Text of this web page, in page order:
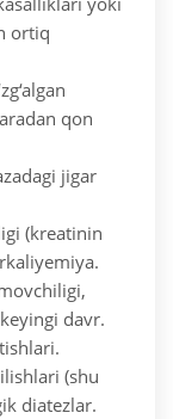
ortiq
qon
jigar
(kreatinin
davr.
(shu
diatezlar.